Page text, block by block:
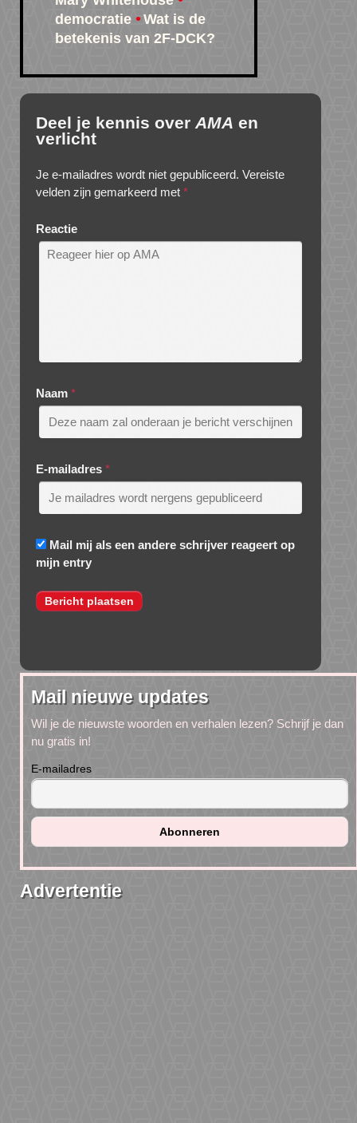
democratie
Wat is de
betekenis van 2F-DCK?
Deel je kennis over AMA en
verlicht
Je e-mailadres wordt niet gepubliceerd. Vereiste
velden zijn gemarkeerd met *
Reactie
Naam *
E-mailadres *
Mail mij als een andere schrijver reageert op
mijn entry
Mail nieuwe updates
Wil je de nieuwste woorden en verhalen lezen? Schrijf je dan
nu gratis in!
E-mailadres
Advertentie